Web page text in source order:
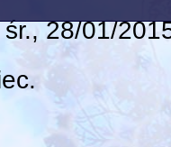
śr., 28/01/